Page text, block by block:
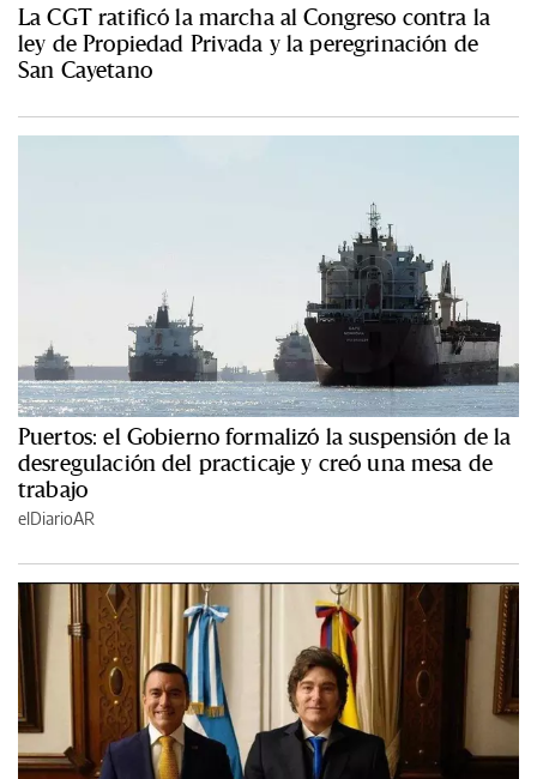
La CGT ratificó la marcha al Congreso contra la
ley de Propiedad Privada y la peregrinación de
San Cayetano
Puertos: el Gobierno formalizó la suspensión de la
desregulación del practicaje y creó una mesa de
trabajo
elDiarioAR